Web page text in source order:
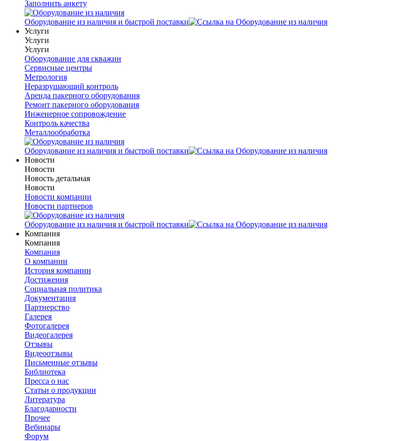
Заполнить анкету
Оборудование из наличия и быстрой поставки
Услуги
Услуги
Услуги
Оборудование для скважин
Сервисные центры
Метрология
Неразрушающий контроль
Аренда пакерного оборудования
Ремонт пакерного оборудования
Инженерное сопровождение
Контроль качества
Металлообработка
Оборудование из наличия и быстрой поставки
Новости
Новости
Новость детальная
Новости
Новости компании
Новости партнеров
Оборудование из наличия и быстрой поставки
Компания
Компания
Компания
О компании
История компании
Достижения
Социальная политика
Документация
Партнерство
Галерея
Фотогалерея
Видеогалерея
Отзывы
Видеоотзывы
Письменные отзывы
Библиотека
Пресса о нас
Статьи о продукции
Литература
Благодарности
Прочее
Вебинары
Форум